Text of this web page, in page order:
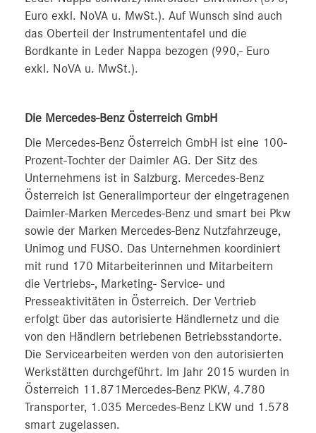
Euro exkl. NoVA u. MwSt.). Auf Wunsch sind auch
das Oberteil der Instrumententafel und die
Bordkante in Leder Nappa bezogen (990,- Euro
exkl. NoVA u. MwSt.).
Die Mercedes-Benz Österreich GmbH
Die Mercedes-Benz Österreich GmbH ist eine 100-
Prozent-Tochter der Daimler AG. Der Sitz des
Unternehmens ist in Salzburg. Mercedes-Benz
Österreich ist Generalimporteur der eingetragenen
Daimler-Marken Mercedes-Benz und smart bei Pkw
sowie der Marken Mercedes-Benz Nutzfahrzeuge,
Unimog und FUSO. Das Unternehmen koordiniert
mit rund 170 Mitarbeiterinnen und Mitarbeitern
die Vertriebs-, Marketing- Service- und
Presseaktivitäten in Österreich. Der Vertrieb
erfolgt über das autorisierte Händlernetz und die
von den Händlern betriebenen Betriebsstandorte.
Die Servicearbeiten werden von den autorisierten
Werkstätten durchgeführt. Im Jahr 2015 wurden in
Österreich 11.871Mercedes-Benz PKW, 4.780
Transporter, 1.035 Mercedes-Benz LKW und 1.578
smart zugelassen.